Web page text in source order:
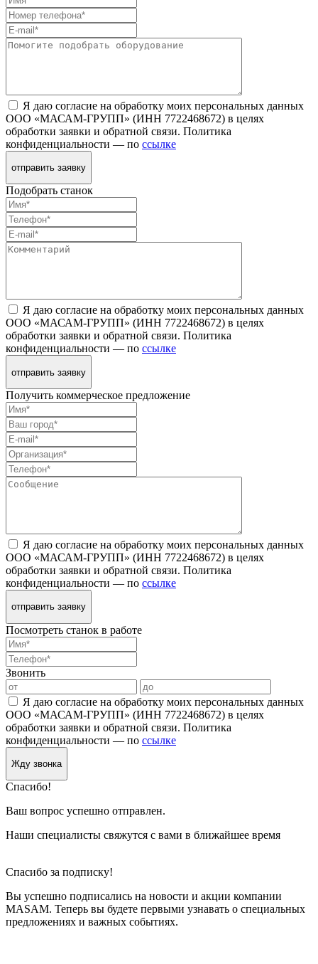
Я даю согласие на обработку моих персональных данных
ООО «МАСАМ-ГРУПП» (ИНН 7722468672) в целях
обработки заявки и обратной связи. Политика
конфиденциальности — по ссылке
отправить заявку
Подобрать станок
Я даю согласие на обработку моих персональных данных
ООО «МАСАМ-ГРУПП» (ИНН 7722468672) в целях
обработки заявки и обратной связи. Политика
конфиденциальности — по ссылке
отправить заявку
Получить коммерческое предложение
Я даю согласие на обработку моих персональных данных
ООО «МАСАМ-ГРУПП» (ИНН 7722468672) в целях
обработки заявки и обратной связи. Политика
конфиденциальности — по ссылке
отправить заявку
Посмотреть станок в работе
Звонить
Я даю согласие на обработку моих персональных данных
ООО «МАСАМ-ГРУПП» (ИНН 7722468672) в целях
обработки заявки и обратной связи. Политика
конфиденциальности — по ссылке
Жду звонка
Спасибо!
Ваш вопрос успешно отправлен.
Наши специалисты свяжутся с вами в ближайшее время
Спасибо за подписку!
Вы успешно подписались на новости и акции компании
MASAM. Теперь вы будете первыми узнавать о специальных
предложениях и важных событиях.